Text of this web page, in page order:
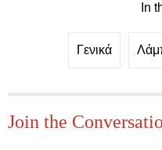
In
Γενικά
Join the